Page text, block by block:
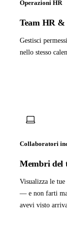
Operazioni HR
Team HR &
Gestisci
nello stesso
Collaboratori
Membri del
Visualizza le
— e non farti
avevi visto